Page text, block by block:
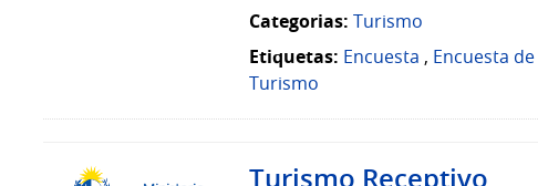
Categorias: Turismo
Etiquetas: Encuesta , Encuesta
Turismo
Turismo Receptivo